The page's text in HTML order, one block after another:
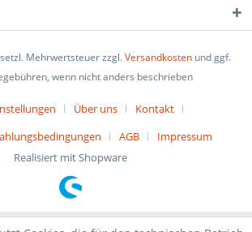
Mehrwertsteuer zzgl.Versandkosten und ggf.
wenn nicht anders beschrieben
Über uns
Kontakt
AGB
Impressum
Realisiert mit Shopware